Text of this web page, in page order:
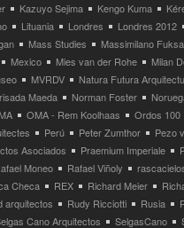
Kazuyo Sejima Kengo Kuma
Lituania Londres
Londres 2012
Mass Studies
Massimilano
Mexico Mies van der Rohe
Milan
MVRDV
Natura Futura
Maeda Norman Foster
OMA - Rem Koolhaas
Ordos 100
Perú Peter Zumthor
Pezo
Asociados Praemium Imperiale
Moneo Rafael Viñoly
Checa REX Richard Meier
arquitectos Rudy Ricciotti Rusia
Cano Arquitectos SelgasCano